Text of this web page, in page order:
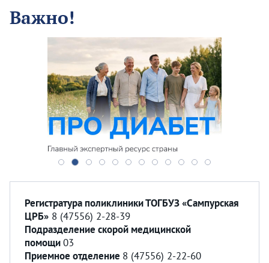
Важно!
Регистратура поликлиники ТОГБУЗ «Сампурская
ЦРБ» 8 (47556) 2-28-39
Подразделение скорой медицинской
помощи03
Приемное отделение 8 (47556) 2-22-60